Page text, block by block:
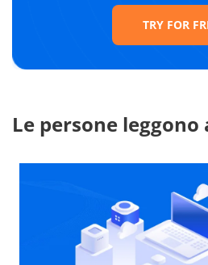
TRY FOR
Le persone leggono